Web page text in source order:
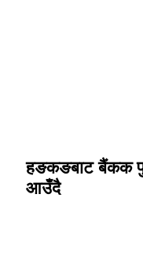
हङकङबाट बैंकक
आउँदै